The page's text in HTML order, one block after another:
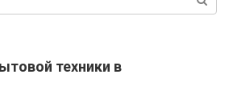
техники в